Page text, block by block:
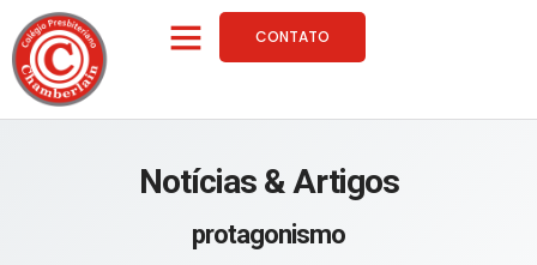
CONTATO
Notícias & Artigos
protagonismo